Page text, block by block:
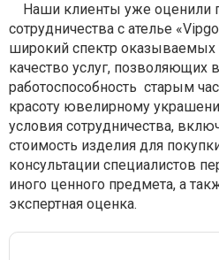
Наши клиенты уже оценили
сотрудничества с ателье
широкий спектр оказываемых
качество услуг, позволяющих
работоспособность старым
красоту ювелирному
условия сотрудничества,
стоимость изделия для
консультации специалистов
иного ценного предмета, а
экспертная оценка.